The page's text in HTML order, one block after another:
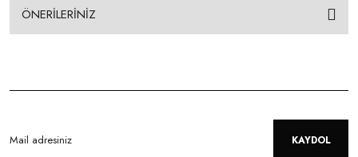
ÖNERİLERİNİZ
KAYDOL